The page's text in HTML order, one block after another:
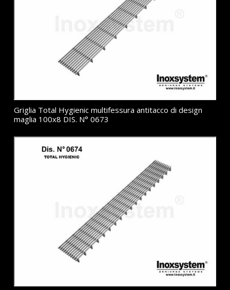
Griglia Total Hygienic multifessura antitacco di design
maglia 100x8 DIS. N° 0673